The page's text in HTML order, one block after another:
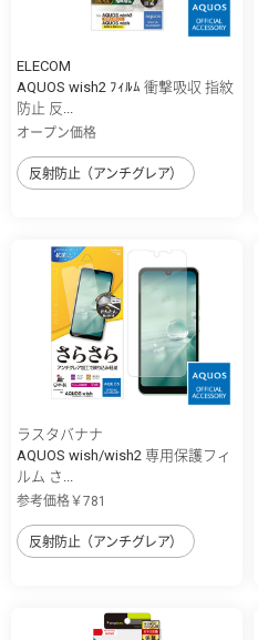
ELECOM
AQUOS wish2 ﾌｨﾙﾑ 衝撃吸収 指紋
防止 反...
オープン価格
反射防止（アンチグレア）
ラスタバナナ
AQUOS wish/wish2 専用保護フィ
ルム さ...
参考価格￥781
反射防止（アンチグレア）